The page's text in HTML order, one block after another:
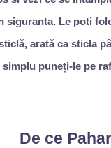
Le poti
arată ca sticla
puneți-le pe
De ce